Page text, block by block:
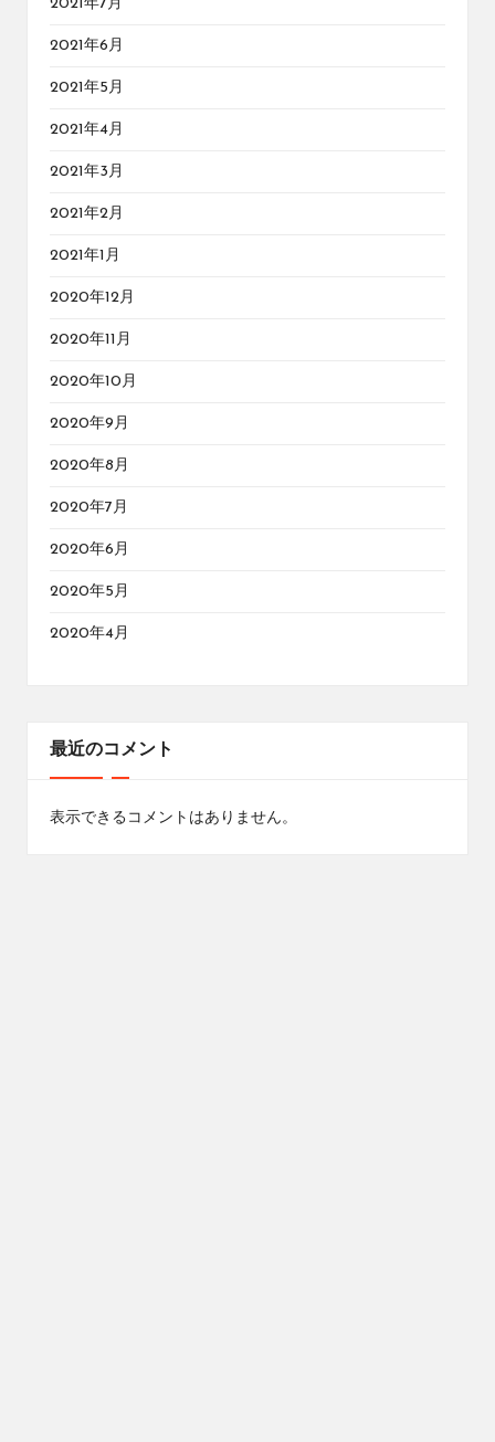
2021年7月
2021年6月
2021年5月
2021年4月
2021年3月
2021年2月
2021年1月
2020年12月
2020年11月
2020年10月
2020年9月
2020年8月
2020年7月
2020年6月
2020年5月
2020年4月
最近のコメント
表示できるコメントはありません。